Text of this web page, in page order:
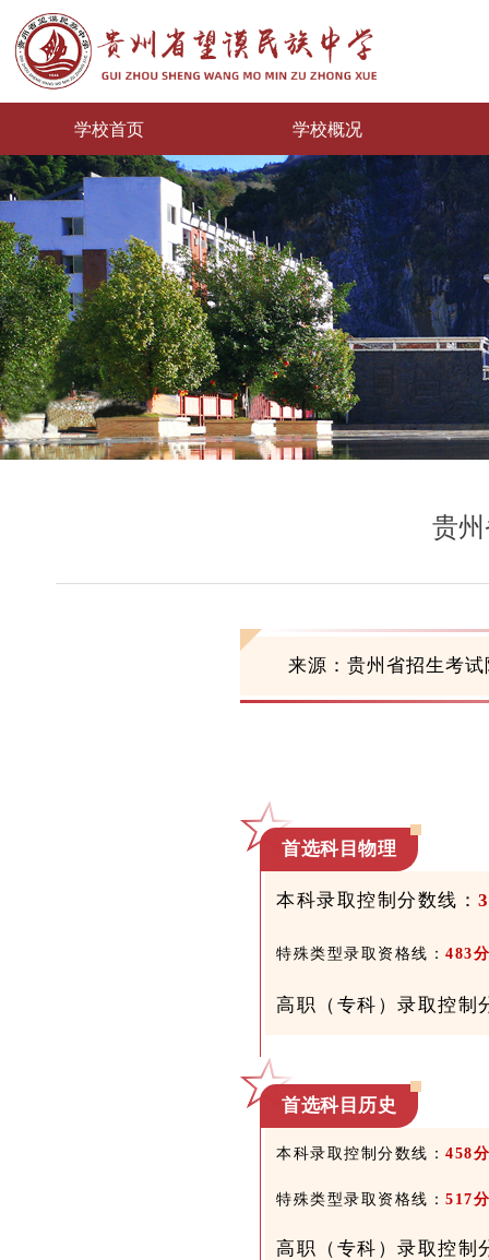
学校首页 学校概况
贵
来源：贵州省招生考试
首选科目物理
本科录取控制分数线：
特殊类型录取资格线： 483分
高职（专科）录取控制
首选科目 历史
本科录取控制 分数线： 458分
特殊类型录取资格线： 517分
高职（专科）录取控制